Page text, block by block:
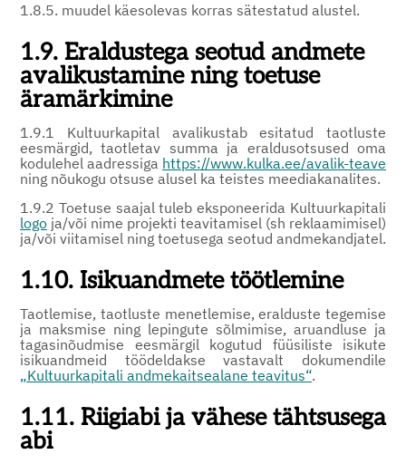
1.8.5. muudel käesolevas korras sätestatud alustel.
1.9. Eraldustega seotud andmete
avalikustamine ning toetuse
äramärkimine
1.9.1 Kultuurkapital avalikustab esitatud taotluste
eesmärgid, taotletav summa ja eraldusotsused oma
kodulehel aadressiga https://www.kulka.ee/avalik-teave
ning nõukogu otsuse alusel ka teistes meediakanalites.
1.9.2 Toetuse saajal tuleb eksponeerida Kultuurkapitali
logo ja/või nime projekti teavitamisel (sh reklaamimisel)
ja/või viitamisel ning toetusega seotud andmekandjatel.
1.10. Isikuandmete töötlemine
Taotlemise, taotluste menetlemise, eralduste tegemise
ja maksmise ning lepingute sõlmimise, aruandluse ja
tagasinõudmise eesmärgil kogutud füüsiliste isikute
isikuandmeid töödeldakse vastavalt dokumendile
„Kultuurkapitali andmekaitsealane teavitus“.
1.11. Riigiabi ja vähese tähtsusega
abi